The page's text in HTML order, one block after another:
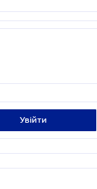
увійти